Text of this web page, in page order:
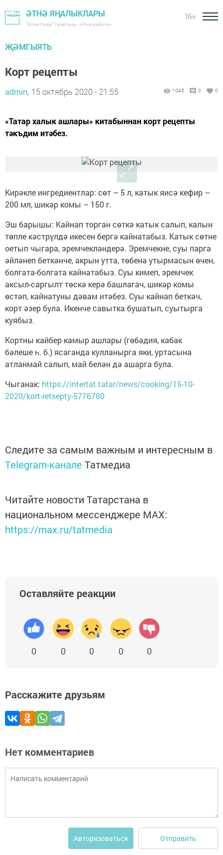
ӘТНӘ ЯҢАЛЫКЛАРЫ
"Әтнә таңы" газетасы - Әтнә районы
16+
ҖӘМГЫЯТЬ
Корт рецепты
admin, 15 октябрь 2020 - 21:55 1045 0 0
«Татар халык ашлары» китабыннан корт рецепты
тәкъдим итәбез.
Кирәкле ингредиентлар: сөт – 5 л, катык яисә кефир –
200 мл, шикәр комы – 150 г.
Эш барышы: Кайнап торган сөткә катык салып, калын
төпле кәстрүлдә икесен бергә кайнатабыз. Катык сөтне
оетып чыгара, эремчекләндерә. Эремчекне, суы парга
әйләнеп беткәнче, акрын утта, төбенә утырмасын өчен,
болгата-болгата кайнатабыз. Суы кимеп, эремчек
аксыл-саргылт төскә керә башлагач, шикәр комы
өстәп, кайнатуны дәвам итәбез. Суы кайнап беткәч,
корт әзер була. Икенче савытка бушатып, суытырга
куябыз.
Кортны кайбер камыр ашлары (гөбәдия, кабак
бәлеше һ. б.) ясаганда кулланырга яки, уртасына
атланмай салып, май белән дә ашарга була.
Чыганак: https://intertat.tatar/news/cooking/15-10-
2020/kort-retsepty-5776780
Следите за самым важным и интересным в
Telegram-канале Татмедиа
Читайте новости Татарстана в
национальном мессенджере MАХ:
https://max.ru/tatmedia
Оставляйте реакции
0 0 0 0 0
Расскажите друзьям
Нет комментариев
Авторизоваться Отправить